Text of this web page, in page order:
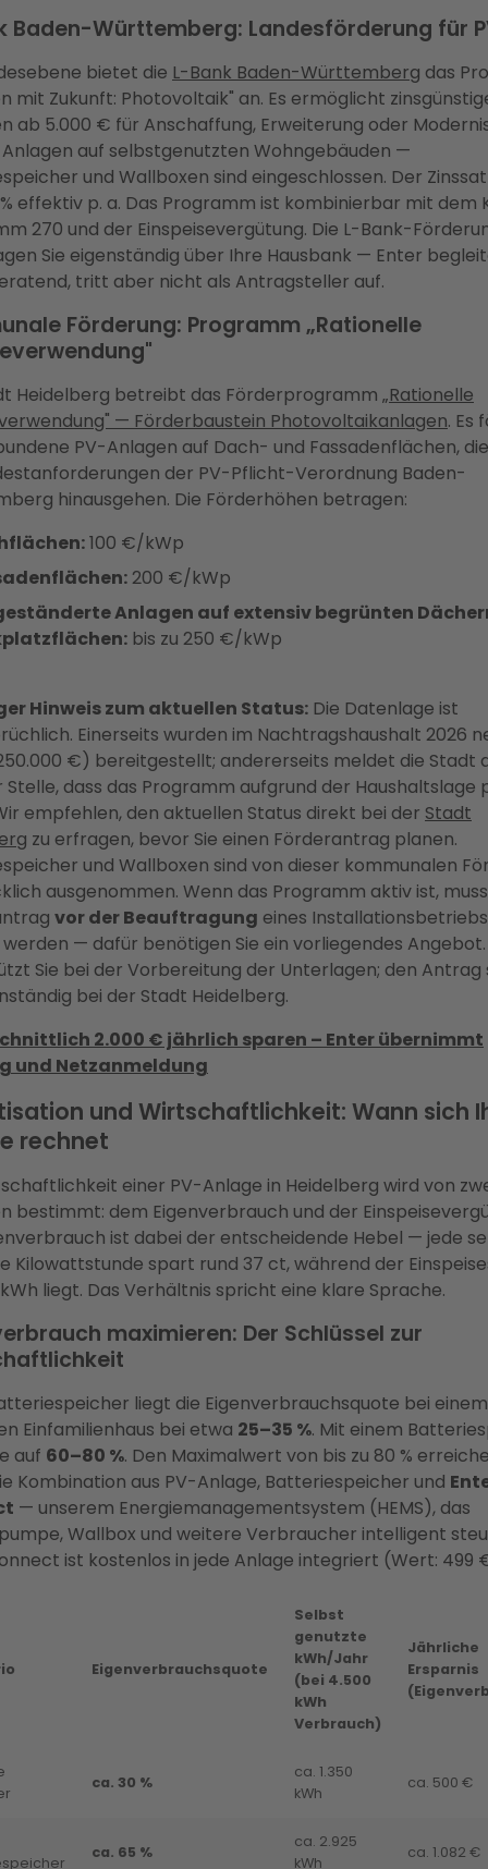
Baden-Württemberg: Landesförderung für
bietet die L-Bank Baden-Württemberg das
mit Zukunft: Photovoltaik" an. Es ermöglicht
ab 5.000 € für Anschaffung, Erweiterung oder
auf selbstgenutzten Wohngebäuden —
und Wallboxen sind eingeschlossen. Der
effektiv p. a. Das Programm ist kombinierbar mit dem
270 und der Einspeisevergütung. Die L-Bank-
Sie eigenständig über Ihre Hausbank — Enter
tritt aber nicht als Antragsteller auf.
Förderung: Programm „Rationelle
Heidelberg betreibt das Förderprogramm „Rationelle
— Förderbaustein Photovoltaikanlagen. Es
PV-Anlagen auf Dach- und Fassadenflächen,
der PV-Pflicht-Verordnung Baden-
hinausgehen. Die Förderhöhen betragen:
100 €/kWp
200 €/kWp
Anlagen auf extensiv begrünten
bis zu 250 €/kWp
Hinweis zum aktuellen Status: Die Datenlage ist
Einerseits wurden im Nachtragshaushalt 2026
€) bereitgestellt; andererseits meldet die Stadt
dass das Programm aufgrund der Haushaltslage
empfehlen, den aktuellen Status direkt bei der Stadt
zu erfragen, bevor Sie einen Förderantrag planen.
und Wallboxen sind von dieser kommunalen
ausgenommen. Wenn das Programm aktiv ist,
vor der Beauftragung eines Installationsbetriebs
— dafür benötigen Sie ein vorliegendes
Sie bei der Vorbereitung der Unterlagen; den Antrag
bei der Stadt Heidelberg.
2.000 € jährlich sparen – Enter übernimmt
und Netzanmeldung
und Wirtschaftlichkeit: Wann sich
rechnet
einer PV-Anlage in Heidelberg wird von
bestimmt: dem Eigenverbrauch und der
ist dabei der entscheidende Hebel — jede
Kilowattstunde spart rund 37 ct, während der
liegt. Das Verhältnis spricht eine klare Sprache.
maximieren: Der Schlüssel zur
liegt die Eigenverbrauchsquote bei einem
Einfamilienhaus bei etwa 25–35 %. Mit einem
auf 60–80 %. Den Maximalwert von bis zu 80 %
Kombination aus PV-Anlage, Batteriespeicher und
— unserem Energiemanagementsystem (HEMS), das
Wallbox und weitere Verbraucher intelligent
ist kostenlos in jede Anlage integriert (Wert: 499
Eigenverbrauchsquote
Selbst
genutzte
kWh/Jahr
(bei 4.500
kWh
Verbrauch)
Jährliche
Ersparnis
ca. 30 %
ca. 1.350
kWh
ca. 500 €
ca. 65 %
ca. 2.925
kWh
ca. 1.082 €